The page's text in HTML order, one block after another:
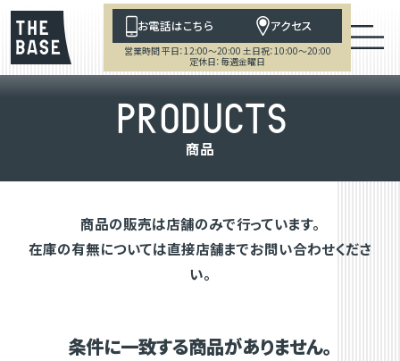
お電話はこちら アクセス
営業時間 平日：12:00～20:00 土日祝：10:00～20:00
定休日：毎週金曜日
PRODUCTS
商品
商品の販売は店舗のみで行っています。
在庫の有無については直接店舗までお問い合わせくださ
い。
条件に一致する商品がありません。